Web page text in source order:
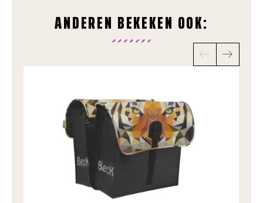
ANDEREN BEKEKEN OOK: